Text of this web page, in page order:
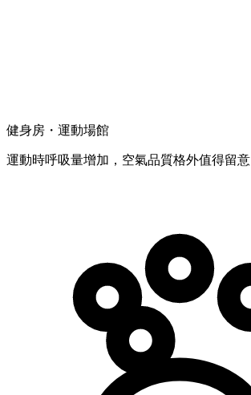
健身房・運動場館
運動時呼吸量增加，空氣品質格外值得留意